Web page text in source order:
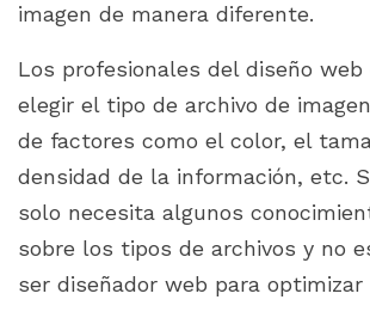
imagen de manera diferente.
Los profesionales del diseño web
elegir el tipo de archivo de
de factores como el color, el
densidad de la información, etc.
solo necesita algunos
sobre los tipos de archivos y no
ser diseñador web para optimizar